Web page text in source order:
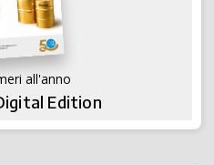
all'anno
Edition